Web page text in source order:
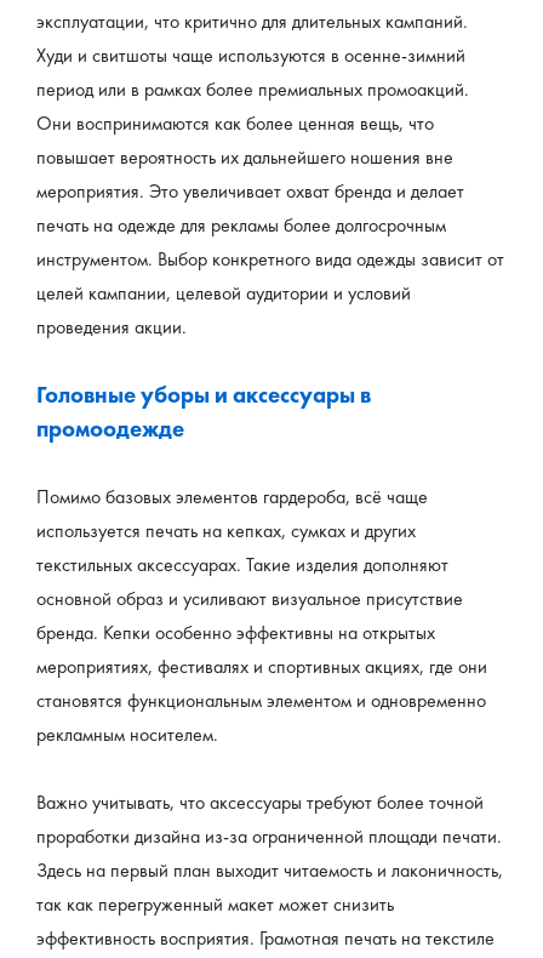
эксплуатации, что критично для длительных кампаний.
Худи и свитшоты чаще используются в осенне-зимний
период или в рамках более премиальных промоакций.
Они воспринимаются как более ценная вещь, что
повышает вероятность их дальнейшего ношения вне
мероприятия. Это увеличивает охват бренда и делает
печать на одежде для рекламы более долгосрочным
инструментом. Выбор конкретного вида одежды зависит от
целей кампании, целевой аудитории и условий
проведения акции.
Головные уборы и аксессуары в
промоодежде
Помимо базовых элементов гардероба, всё чаще
используется печать на кепках, сумках и других
текстильных аксессуарах. Такие изделия дополняют
основной образ и усиливают визуальное присутствие
бренда. Кепки особенно эффективны на открытых
мероприятиях, фестивалях и спортивных акциях, где они
становятся функциональным элементом и одновременно
рекламным носителем.
Важно учитывать, что аксессуары требуют более точной
проработки дизайна из-за ограниченной площади печати.
Здесь на первый план выходит читаемость и лаконичность,
так как перегруженный макет может снизить
эффективность восприятия. Грамотная печать на текстиле